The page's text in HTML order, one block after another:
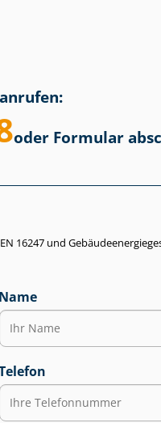
oder Formular
16247 und
Name